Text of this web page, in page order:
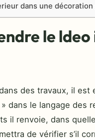
dans une
le
des travaux, il
dans le langage des
il renvoie, dans
de vérifier s’il